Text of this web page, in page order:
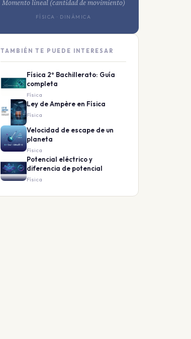
Momento lineal (cantidad de movimiento)
FÍSICA · DINÁMICA
TAMBIÉN TE PUEDE INTERESAR
Física 2º Bachillerato: Guía
completa
Física
Ley de Ampère en Física
Física
Velocidad de escape de un
planeta
Física
Potencial eléctrico y
diferencia de potencial
Física